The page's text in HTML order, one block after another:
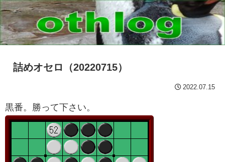
詰めオセロ（20220715）
2022.07.15
黒番。勝って下さい。